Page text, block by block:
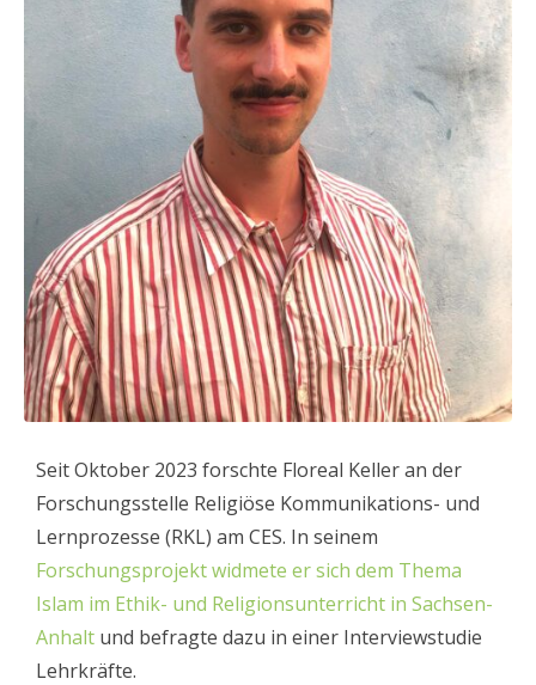
Seit Oktober 2023 forschte Floreal Keller an der
Forschungsstelle Religiöse Kommunikations- und
Lernprozesse (RKL) am CES. In seinem
Forschungsprojekt widmete er sich dem Thema
Islam im Ethik- und Religionsunterricht in Sachsen-
Anhalt und befragte dazu in einer Interviewstudie
Lehrkräfte.